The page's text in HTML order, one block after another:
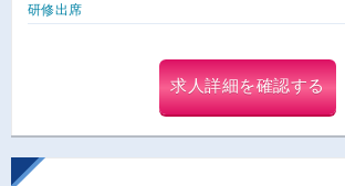
研修出席
求人詳細を確認する